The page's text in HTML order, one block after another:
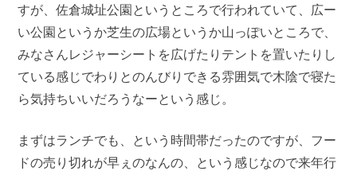
すが、佐倉城址公園というところで行われていて、広ー
い公園というか芝生の広場というか山っぽいところで、
みなさんレジャーシートを広げたりテントを置いたりし
ている感じでわりとのんびりできる雰囲気で木陰で寝た
ら気持ちいいだろうなーという感じ。
まずはランチでも、という時間帯だったのですが、フー
ドの売り切れが早ぇのなんの、という感じなので来年行